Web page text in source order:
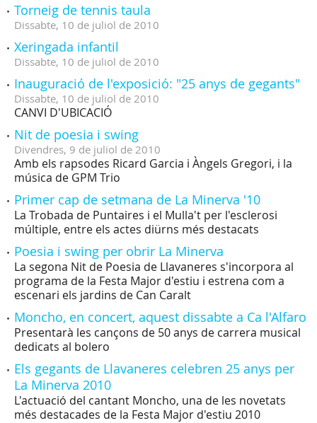
Torneig de tennis taula
Dissabte, 10 de juliol de 2010
Xeringada infantil
Dissabte, 10 de juliol de 2010
Inauguració de l'exposició: "25 anys de gegants"
Dissabte, 10 de juliol de 2010
CANVI D'UBICACIÓ
Nit de poesia i swing
Divendres, 9 de juliol de 2010
Amb els rapsodes Ricard Garcia i Àngels Gregori, i la
música de GPM Trio
Primer cap de setmana de La Minerva '10
La Trobada de Puntaires i el Mulla't per l'esclerosi
múltiple, entre els actes diürns més destacats
Poesia i swing per obrir La Minerva
La segona Nit de Poesia de Llavaneres s'incorpora al
programa de la Festa Major d'estiu i estrena com a
escenari els jardins de Can Caralt
Moncho, en concert, aquest dissabte a Ca l'Alfaro
Presentarà les cançons de 50 anys de carrera musical
dedicats al bolero
Els gegants de Llavaneres celebren 25 anys per
La Minerva 2010
L'actuació del cantant Moncho, una de les novetats
més destacades de la Festa Major d'estiu 2010